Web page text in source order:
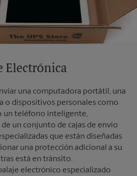
Electrónica
una computadora portátil, una
o dispositivos personales como
un teléfono inteligente,
un conjunto de cajas de envío
que están diseñadas
una protección adicional a su
está en tránsito.
electrónico especializado